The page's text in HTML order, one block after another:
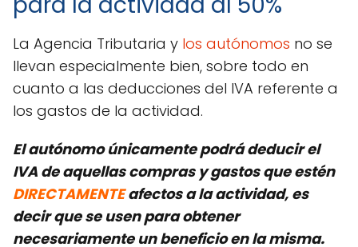
La Agencia Tributaria y los autónomos no se
llevan especialmente bien, sobre todo en
cuanto a las deducciones del IVA referente a
los gastos de la actividad.
El autónomo únicamente podrá deducir el
IVA de aquellas compras y gastos que estén
DIRECTAMENTEafectos a la actividad, es
decir que se usen para obtener
necesariamente un beneficio en la misma.